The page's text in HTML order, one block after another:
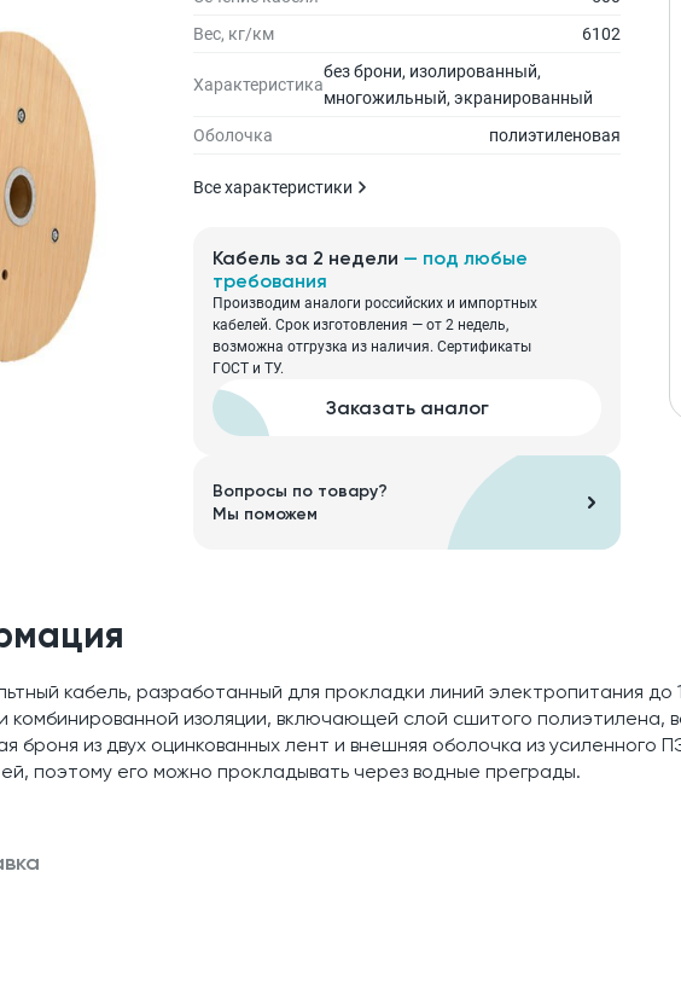
Вес, кг/км
6102
Характеристика
без брони, изолированный,
многожильный, экранированный
Оболочка
полиэтиленовая
Все характеристики
Кабель за 2 недели — под любые
требования
Производим аналоги российских и импортных
кабелей. Срок изготовления — от 2 недель,
возможна отгрузка из наличия. Сертификаты
ГОСТ и ТУ.
Заказать аналог
Вопросы по товару?
Мы поможем
кабель, разработанный для прокладки линий электропитания до
комбинированной изоляции, включающей слой сшитого полиэтилена,
броня из двух оцинкованных лент и внешняя оболочка из усиленного
поэтому его можно прокладывать через водные преграды.